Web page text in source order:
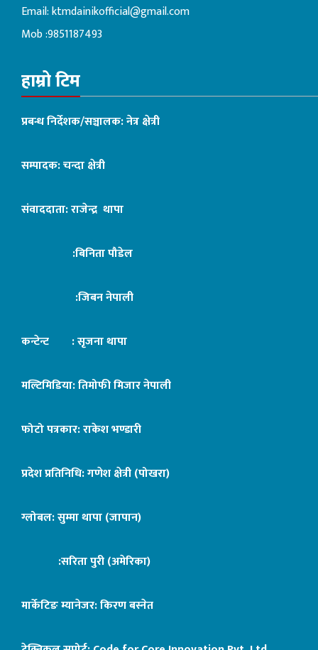
Email:ktmdainikofficial@gmail.com
Mob :9851187493
हाम्रो टिम
प्रबन्ध निर्देशक/सञ्चालक: नेत्र क्षेत्री
सम्पादक: चन्दा क्षेत्री
संवाददाता: राजेन्द्र थापा
:बिनिता पौडेल
:जिबन नेपाली
कन्टेन्ट : सृजना थापा
मल्टिमिडिया: तिमोफी मिजार नेपाली
फोटो पत्रकार: राकेश भण्डारी
प्रदेश प्रतिनिधि: गणेश क्षेत्री (पोखरा)
ग्लोबल: सुम्मा थापा (जापान)
:सरिता पुरी (अमेरिका)
मार्केटिङ म्यानेजर: किरण बस्नेत